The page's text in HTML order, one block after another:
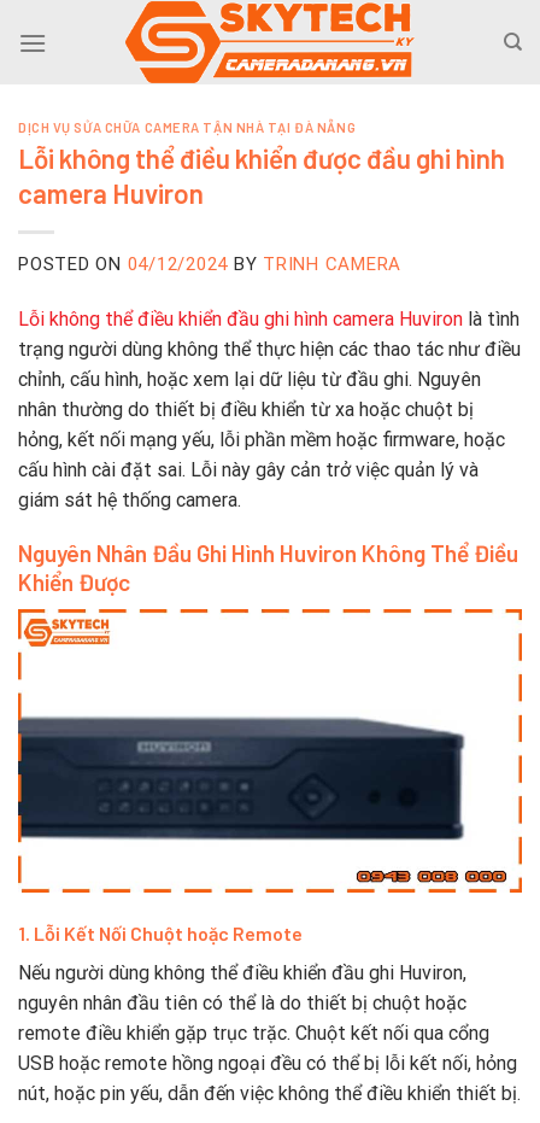
DỊCH VỤ SỬA CHỮA CAMERA TẬN NHÀ TẠI ĐÀ NẴNG
Lỗi không thể điều khiển được đầu ghi hình
camera Huviron
POSTED ON 04/12/2024 BY TRINH CAMERA
Lỗi không thể điều khiển đầu ghi hình camera Huviron là tình
trạng người dùng không thể thực hiện các thao tác như điều
chỉnh, cấu hình, hoặc xem lại dữ liệu từ đầu ghi. Nguyên
nhân thường do thiết bị điều khiển từ xa hoặc chuột bị
hỏng, kết nối mạng yếu, lỗi phần mềm hoặc firmware, hoặc
cấu hình cài đặt sai. Lỗi này gây cản trở việc quản lý và
giám sát hệ thống camera.
Nguyên Nhân Đầu Ghi Hình Huviron Không Thể Điều
Khiển Được
1. Lỗi Kết Nối Chuột hoặc Remote
Nếu người dùng không thể điều khiển đầu ghi Huviron,
nguyên nhân đầu tiên có thể là do thiết bị chuột hoặc
remote điều khiển gặp trục trặc. Chuột kết nối qua cổng
USB hoặc remote hồng ngoại đều có thể bị lỗi kết nối, hỏng
nút, hoặc pin yếu, dẫn đến việc không thể điều khiển thiết bị.